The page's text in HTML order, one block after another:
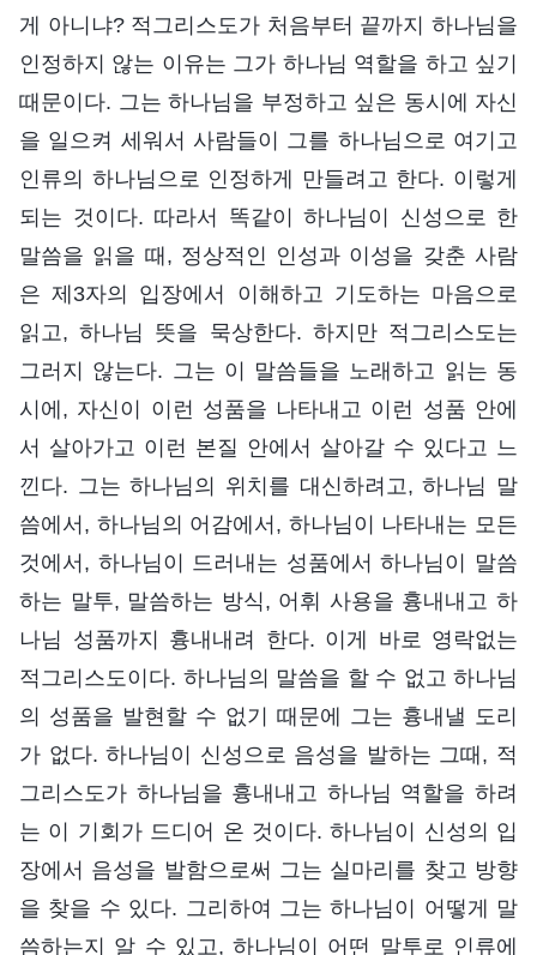
게 아니냐? 적그리스도가 처음부터 끝까지 하나님을
인정하지 않는 이유는 그가 하나님 역할을 하고 싶기
때문이다. 그는 하나님을 부정하고 싶은 동시에 자신
을 일으켜 세워서 사람들이 그를 하나님으로 여기고
인류의 하나님으로 인정하게 만들려고 한다. 이렇게
되는 것이다. 따라서 똑같이 하나님이 신성으로 한
말씀을 읽을 때, 정상적인 인성과 이성을 갖춘 사람
은 제3자의 입장에서 이해하고 기도하는 마음으로
읽고, 하나님 뜻을 묵상한다. 하지만 적그리스도는
그러지 않는다. 그는 이 말씀들을 노래하고 읽는 동
시에, 자신이 이런 성품을 나타내고 이런 성품 안에
서 살아가고 이런 본질 안에서 살아갈 수 있다고 느
낀다. 그는 하나님의 위치를 대신하려고, 하나님 말
씀에서, 하나님의 어감에서, 하나님이 나타내는 모든
것에서, 하나님이 드러내는 성품에서 하나님이 말씀
하는 말투, 말씀하는 방식, 어휘 사용을 흉내내고 하
나님 성품까지 흉내내려 한다. 이게 바로 영락없는
적그리스도이다. 하나님의 말씀을 할 수 없고 하나님
의 성품을 발현할 수 없기 때문에 그는 흉내낼 도리
가 없다. 하나님이 신성으로 음성을 발하는 그때, 적
그리스도가 하나님을 흉내내고 하나님 역할을 하려
는 이 기회가 드디어 온 것이다. 하나님이 신성의 입
장에서 음성을 발함으로써 그는 실마리를 찾고 방향
을 찾을 수 있다. 그리하여 그는 하나님이 어떻게 말
씀하는지 알 수 있고, 하나님이 어떤 말투로 인류에